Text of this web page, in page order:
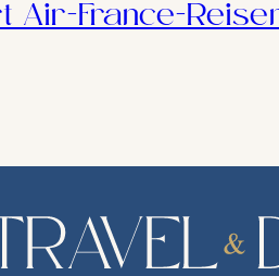
Air-France-